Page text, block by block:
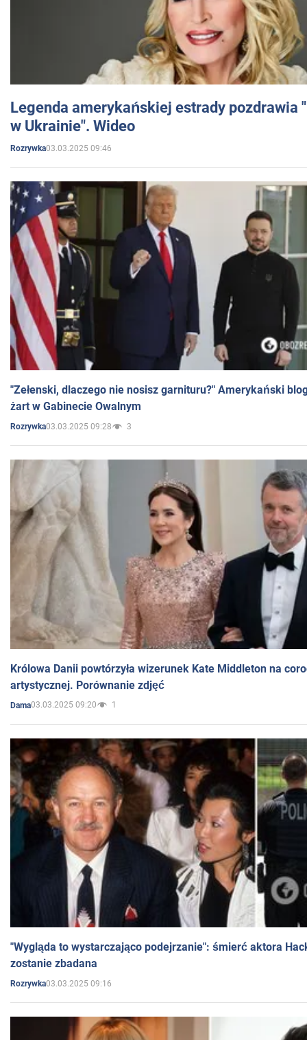
Legenda amerykańskiej estrady pozdrawia
w Ukrainie". Wideo
Rozrywka03.03.2025 09:46
"Zełenski, dlaczego nie nosisz garnituru?" Amerykański
żart w Gabinecie Owalnym
Rozrywka03.03.2025 09:28 3
Królowa Danii powtórzyła wizerunek Kate Middleton na
artystycznej. Porównanie zdjęć
Dama03.03.2025 09:20 1
"Wygląda to wystarczająco podejrzanie": śmierć aktora
zostanie zbadana
Rozrywka03.03.2025 09:16